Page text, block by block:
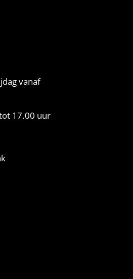
vanaf
17.00 uur